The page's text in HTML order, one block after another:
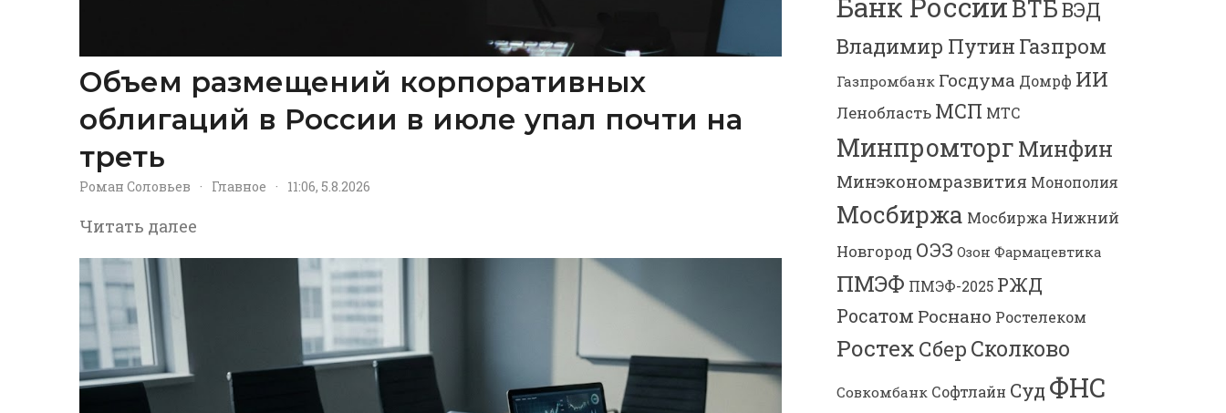
Объем размещений корпоративных
облигаций в России в июле упал почти на
треть
Роман Соловьев · Главное · 11:06, 5.8.2026
Читать далее
ВТБВЭД
Владимир Путин Газпром
Газпромбанк Госдума Домрф ИИ
Ленобласть МСП МТС
МинпромторгМинфин
Минэкономразвития Монополия
Мосбиржа Мосбиржа Нижний
Новгород ОЭЗ Озон Фармацевтика
ПМЭФ ПМЭФ-2025 РЖД
Росатом Роснано Ростелеком
Ростех Сбер Сколково
Совкомбанк Софтлайн Суд ФНС